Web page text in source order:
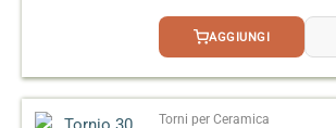
AGGIUNGI
Torni per Ceramica